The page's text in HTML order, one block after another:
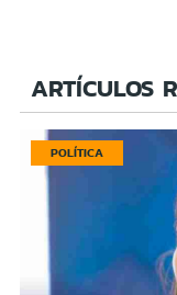
ARTÍCULOS
POLÍTICA